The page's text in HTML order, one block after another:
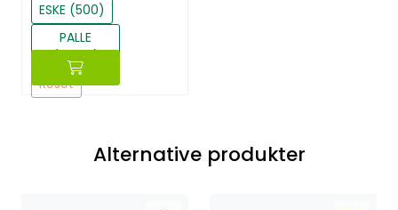
ESKE (500)
PALLE
(12000)
Reset
Alternative produkter